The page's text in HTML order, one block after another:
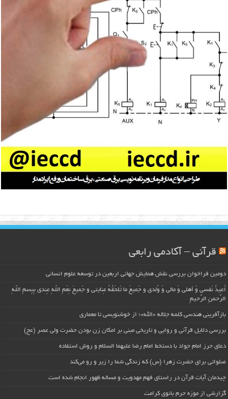
قرآنی – آکادمی رابعی
دومین فراخوان بررسی نقش همایش جهانی اربعین در توسعه علوم انسانی
اُعیذُ نَفسی وَ أهلی وَ مالی وَ وُلدی و جَمیعَ ما تَلحَقُهُ عِنایتی و جَمیعَ نِعَمِ اللّهِ عِندی بِبِسمِ اللّهِ
الرَّحمنِ الرَّحیمِ
بازآفرینی هندسی کلمه جلاله «الله»؛ از خوشنویسی تا معماری
بررسی دلایل قرآنی و روایی و تاریخی مبنی بر امکان زن بودن حضرت ولی عصر (عج)
دعای حرز امام جواد با دستخط امام رضا علیهما السلام و روش استفاده
صلواتی برای حضرت زهرا (س) که زندگی شما را زیر و رو می‌کند
چیدمان آیات قرآن در راستای فهم مهدویت و مساله ظهور انجام شده است
گزارشی از موزه حرم بانوی کرامت